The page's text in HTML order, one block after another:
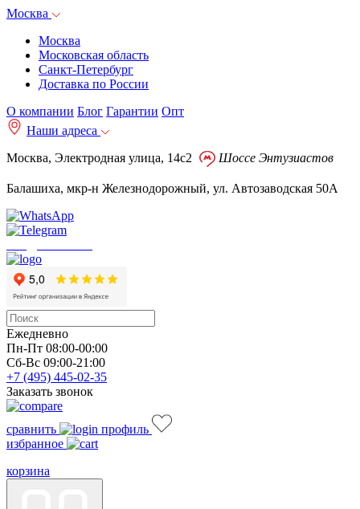
Москва
Москва
Московская область
Санкт-Петербург
Доставка по России
О компании Блог Гарантии Опт
Наши адреса
Москва, Электродная улица, 14с2
Шоссе Энтузиастов
Балашиха, мкр-н Железнодорожный, ул. Автозаводская 50А
Ежедневно
Пн-Пт 08:00-00:00
Сб-Вс 09:00-21:00
+7 (495) 445-02-35
Заказать звонок
сравнить
профиль
избранное
корзина